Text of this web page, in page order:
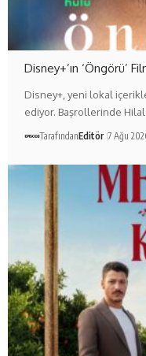
Disney+’ın ‘Öngörü’
Disney+, yeni lokal
ediyor. Başrollerinde
TarafındanEditör 7 Ağu